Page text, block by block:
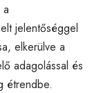
jelentőséggel
elkerülve a
adagolással és
étrendbe.